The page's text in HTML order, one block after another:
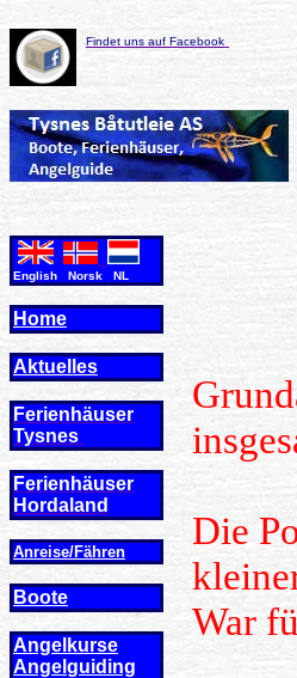
Findet uns auf Facebook
English Norsk NL
Home
Aktuelles
Ferienhäuser
Tysnes
Ferienhäuser
Hordaland
Anreise/Fähren
Boote
Angelkurse
Angel guiding
Die
War